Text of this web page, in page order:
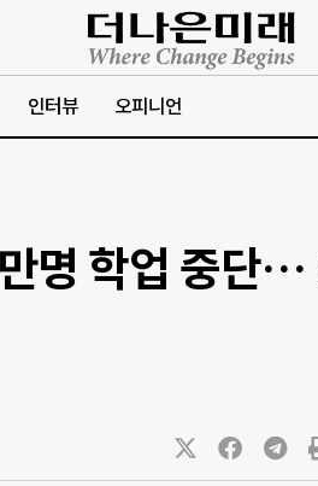
인터뷰 오피니언
명 학업 중단…